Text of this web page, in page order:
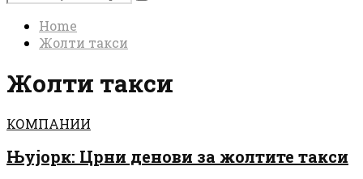
for:
Search
Home
Жолти такси
Жолти такси
КОМПАНИИ
Њујорк: Црни денови за жолтите такси